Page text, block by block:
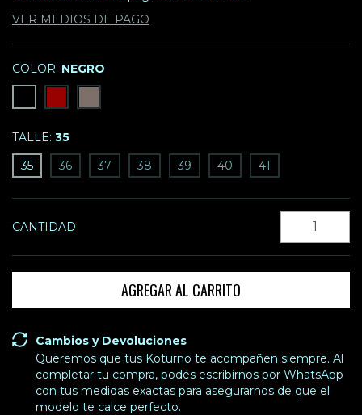
VER MEDIOS DE PAGO
COLOR: NEGRO
TALLE: 35
35
36 37 38 39 40 41
CANTIDAD
Cambios y Devoluciones
Queremos que tus Koturno te acompañen siempre. Al
completar tu compra, podés escribirnos por WhatsApp
con tus medidas exactas para asegurarnos de que el
modelo te calce perfecto.